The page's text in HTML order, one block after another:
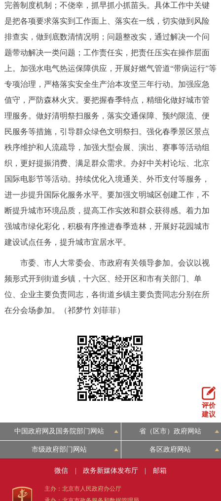
完善制度机制；不侥幸，抓早抓小抓苗头。具体工作中关键
是把各项要求落实到工作面上、落实在一线，切实做到风险
排查实，做到底数清情况明；问题整改实，通过解决一个问
题带动解决一类问题；工作责任实，把责任压实在操作层面
上。加强水电气热运保障供应，开展好燃气管道“带病运行”等
专项治理，严格落实安全生产治本攻坚三年行动。加强应急
值守，严防森林火灾。要把握春季特点，精细化做好城市管
理服务。做好清明祭扫服务，落实交通保障、预约限流、便
民服务等措施，引导群众绿色文明祭扫。强化春季景区景点
秩序维护和人流疏导，加强大型会展、演出、赛事等活动组
织，更好提振消费、满足群众需求。办好中关村论坛、北京
国际电影节等活动。持续优化入境通关、外币支付等服务，
进一步提升国际化服务水平。要加强文明城区创建工作，不
断提升城市环境品质，提高工作实效和群众获得感。着力加
强城市绿化彩化，积极有序推进春季造林，开展好花园城市
建设试点任务，提升城市宜居水平。
市委、市人大常委会、市政府有关领导参加。会议以视
频形式开到街道乡镇，十六区、经开区和市有关部门、单
位、企业主要负责同志，各街道乡镇主要负责同志分别在所
在分会场参加。（祁梦竹 刘菲菲）
评价
建议
中国政府网及国务院部门网站 省（区市）政府网站
市级政府部门网站 各区政府网站
微信 政务新媒体发布厅 邮箱
主办：北京市人民政府办公厅